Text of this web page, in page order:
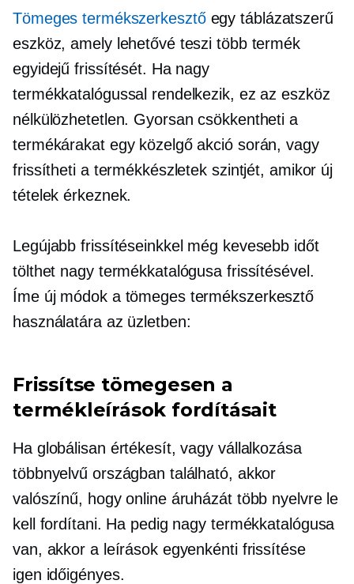
Tömeges termékszerkesztőegytáblázatszerű
eszköz, amely lehetővé teszi több termék
egyidejű frissítését. Ha nagy
termékkatalógussal rendelkezik, ez az eszköz
nélkülözhetetlen. Gyorsan csökkentheti a
termékárakat egy közelgő akció során, vagy
frissítheti a termékkészletek szintjét, amikor új
tételek érkeznek.
Legújabb frissítéseinkkel még kevesebb időt
tölthet nagy termékkatalógusa frissítésével.
Íme új módok a tömeges termékszerkesztő
használatára az üzletben:
Frissítse tömegesen a
termékleírások fordításait
Ha globálisan értékesít, vagy vállalkozása
többnyelvű országban található, akkor
valószínű, hogy online áruházát több nyelvre le
kell fordítani. Ha pedig nagy termékkatalógusa
van, akkor a leírások egyenkénti frissítése
igen időigényes.